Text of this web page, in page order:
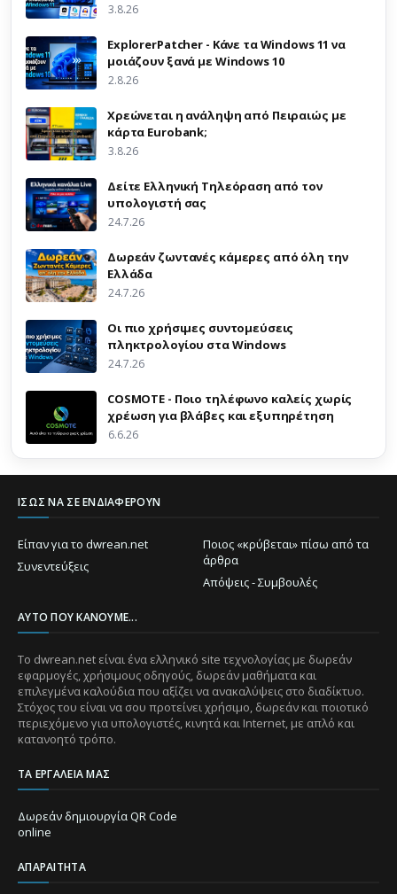
3.8.26
ExplorerPatcher - Κάνε τα Windows 11 να
μοιάζουν ξανά με Windows 10
2.8.26
Χρεώνεται η ανάληψη από Πειραιώς με
κάρτα Eurobank;
3.8.26
Δείτε Ελληνική Τηλεόραση από τον
υπολογιστή σας
24.7.26
Δωρεάν ζωντανές κάμερες από όλη την
Ελλάδα
24.7.26
Οι πιο χρήσιμες συντομεύσεις
πληκτρολογίου στα Windows
24.7.26
COSMOTE - Ποιο τηλέφωνο καλείς χωρίς
χρέωση για βλάβες και εξυπηρέτηση
6.6.26
ΊΣΩΣ ΝΑ ΣΕ ΕΝΔΙΑΦΈΡΟΥΝ
Είπαν για το dwrean.net
Ποιος «κρύβεται» πίσω από τα
άρθρα
Συνεντεύξεις
Απόψεις - Συμβουλές
ΑΥΤΌ ΠΟΥ ΚΆΝΟΥΜΕ...
Το dwrean.net είναι ένα ελληνικό site τεχνολογίας με δωρεάν
εφαρμογές, χρήσιμους οδηγούς, δωρεάν μαθήματα και
επιλεγμένα καλούδια που αξίζει να ανακαλύψεις στο διαδίκτυο.
Στόχος του είναι να σου προτείνει χρήσιμο, δωρεάν και ποιοτικό
περιεχόμενο για υπολογιστές, κινητά και Internet, με απλό και
κατανοητό τρόπο.
ΤΑ ΕΡΓΑΛΕΊΑ ΜΑΣ
Δωρεάν δημιουργία QR Code
online
ΑΠΑΡΑΊΤΗΤΑ